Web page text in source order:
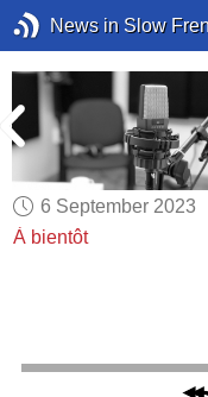
News in Slow
6 September 2023
À bientôt